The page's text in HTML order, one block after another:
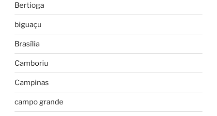
Bertioga
biguaçu
Brasília
Camboriu
Campinas
campo grande